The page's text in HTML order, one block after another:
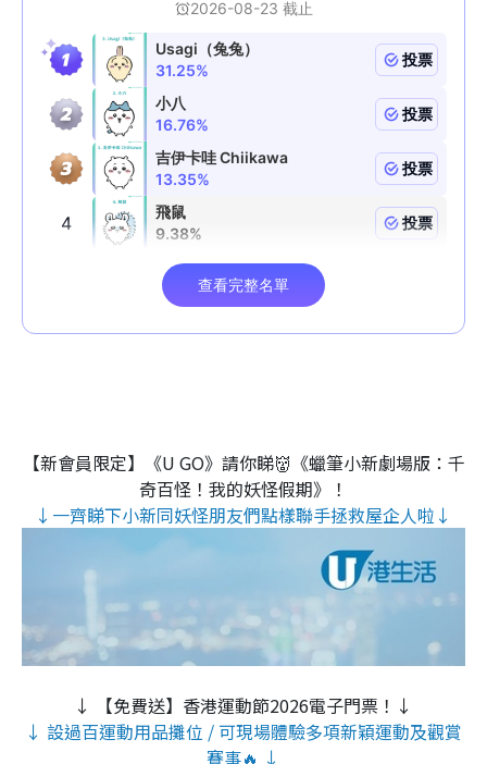
【新會員限定】《U GO》請你睇👹《蠟筆小新劇場版：千
奇百怪！我的妖怪假期》！
↓一齊睇下小新同妖怪朋友們點樣聯手拯救屋企人啦↓
↓ 【免費送】香港運動節2026電子門票！↓
↓ 設過百運動用品攤位 / 可現場體驗多項新穎運動及觀賞
賽事🔥 ↓